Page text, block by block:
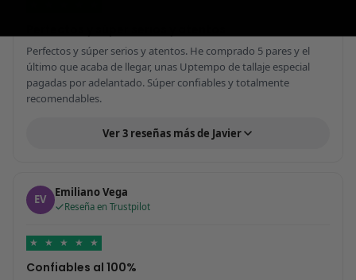
Perfectos y súper serios y atentos. He comprado 5 pares y el
último que acaba de llegar, unas Uptempo de tallaje especial
pagadas por adelantado. Súper confiables y totalmente
recomendables.
Ver 3 reseñas más de Javier
EV Emiliano Vega
Reseña en Trustpilot
★ ★ ★ ★ ★
Confiables al 100%